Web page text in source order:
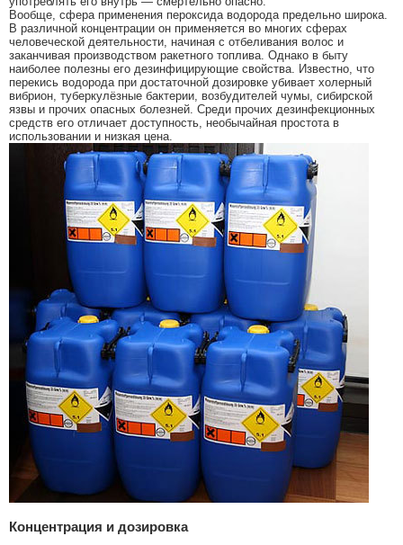
Вообще, сфера применения пероксида водорода предельно широка.
В различной концентрации он применяется во многих сферах
человеческой деятельности, начиная с отбеливания волос и
заканчивая производством ракетного топлива. Однако в быту
наиболее полезны его дезинфицирующие свойства. Известно, что
перекись водорода при достаточной дозировке убивает холерный
вибрион, туберкулёзные бактерии, возбудителей чумы, сибирской
язвы и прочих опасных болезней. Среди прочих дезинфекционных
средств его отличает доступность, необычайная простота в
использовании и низкая цена.
Концентрация и дозировка